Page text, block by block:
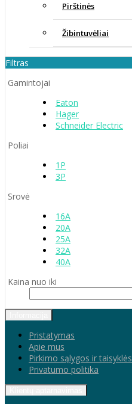
Pirštinės
Žibintuvėliai
Filtras
Gamintojai
Eaton
Hager
Schneider Electric
Poliai
1P
3P
Srovė
16A
20A
25A
32A
40A
Kaina nuo iki
Pristatymas
Apie mus
Pirkimo sąlygos ir taisyklės
Privatumo politika